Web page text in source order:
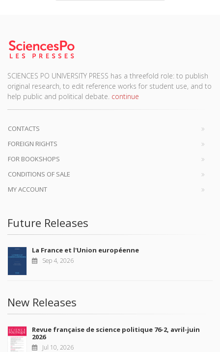
SCIENCES PO UNIVERSITY PRESS has a threefold role: to publish
original research, to edit reference works for student use, and to
help public and political debate. continue
CONTACTS
FOREIGN RIGHTS
FOR BOOKSHOPS
CONDITIONS OF SALE
MY ACCOUNT
Future Releases
La France et l'Union européenne
Sep 4, 2026
New Releases
Revue française de science politique 76-2, avril-juin
2026
Jul 10, 2026